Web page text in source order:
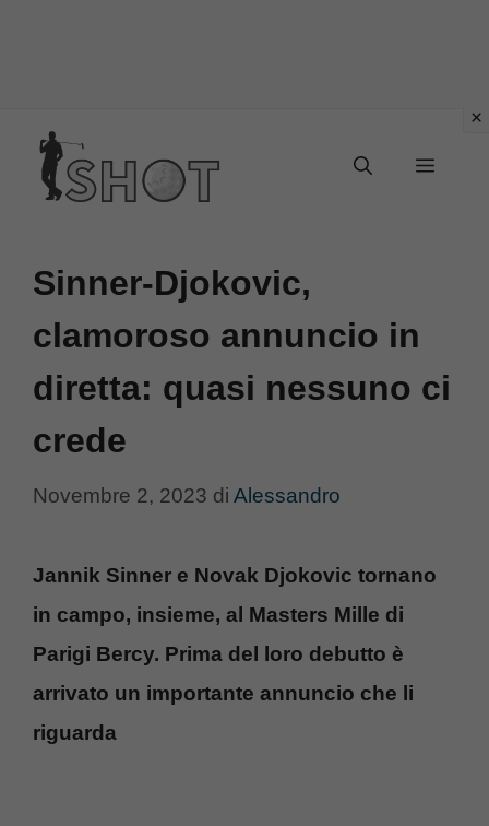
contenuto
Menu
Sinner-Djokovic,
clamoroso annuncio in
diretta: quasi nessuno ci
crede
Novembre 2, 2023 di Alessandro
Jannik Sinner e Novak Djokovic tornano
in campo, insieme, al Masters Mille di
Parigi Bercy. Prima del loro debutto è
arrivato un importante annuncio che li
riguarda